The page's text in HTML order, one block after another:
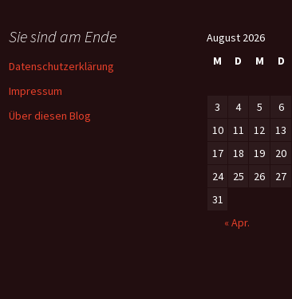
Sie sind am Ende
Datenschutzerklärung
Impressum
Über diesen Blog
August 2026
M
D M D
3
4 5 6
10
11 12 13
17
18 19 20
24
25 26 27
31
« Apr.